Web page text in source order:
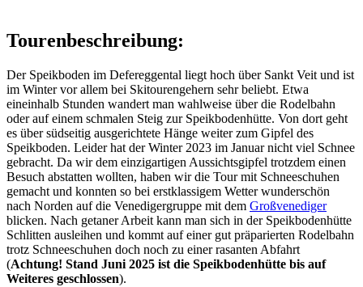
Tourenbeschreibung:
Der Speikboden im Defereggental liegt hoch über Sankt Veit und ist
im Winter vor allem bei Skitourengehern sehr beliebt. Etwa
eineinhalb Stunden wandert man wahlweise über die Rodelbahn
oder auf einem schmalen Steig zur Speikbodenhütte. Von dort geht
es über südseitig ausgerichtete Hänge weiter zum Gipfel des
Speikboden. Leider hat der Winter 2023 im Januar nicht viel Schnee
gebracht. Da wir dem einzigartigen Aussichtsgipfel trotzdem einen
Besuch abstatten wollten, haben wir die Tour mit Schneeschuhen
gemacht und konnten so bei erstklassigem Wetter wunderschön
nach Norden auf die Venedigergruppe mit dem Großvenediger
blicken. Nach getaner Arbeit kann man sich in der Speikbodenhütte
Schlitten ausleihen und kommt auf einer gut präparierten Rodelbahn
trotz Schneeschuhen doch noch zu einer rasanten Abfahrt
(Achtung! Stand Juni 2025 ist die Speikbodenhütte bis auf
Weiteres geschlossen).